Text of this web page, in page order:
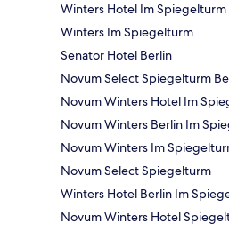
Winters Hotel Im Spiegelturm
Winters Im Spiegelturm
Senator Hotel Berlin
Novum Select Spiegelturm
Novum Winters Hotel Im
Novum Winters Berlin Im
Novum Winters Im
Novum Select Spiegelturm
Winters Hotel Berlin Im
Novum Winters Hotel